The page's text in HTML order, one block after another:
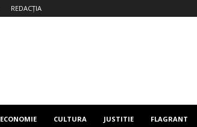
REDACȚIA
ECONOMIE CULTURA JUSTITIE FLAGRANT